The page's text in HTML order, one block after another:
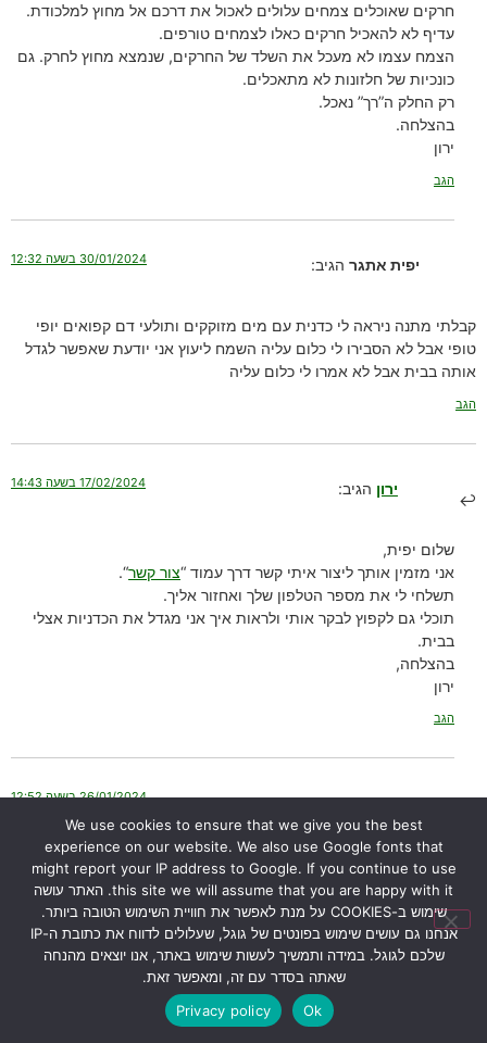
חרקים שאוכלים צמחים עלולים לאכול את דרכם אל מחוץ למלכודת.
עדיף לא להאכיל חרקים כאלו לצמחים טורפים.
הצמח עצמו לא מעכל את השלד של החרקים, שנמצא מחוץ לחרק. גם
כונכיות של חלזונות לא מתאכלים.
רק החלק ה”רך” נאכל.
בהצלחה.
ירון
הגב
יפית אתגר הגיב: 30/01/2024 בשעה 12:32
קבלתי מתנה ניראה לי כדנית עם מים מזוקקים ותולעי דם קפואים יופי
טופי אבל לא הסבירו לי כלום עליה השמח ליעוץ אני יודעת שאפשר לגדל
אותה בבית אבל לא אמרו לי כלום עליה
הגב
ירון הגיב: 17/02/2024 בשעה 14:43
שלום יפית,
אני מזמין אותך ליצור איתי קשר דרך עמוד “צור קשר“.
תשלחי לי את מספר הטלפון שלך ואחזור אליך.
תוכלי גם לקפוץ לבקר אותי ולראות איך אני מגדל את הכדניות אצלי
בבית.
בהצלחה,
ירון
הגב
אורי דרור הגיב: 26/01/2024 בשעה 12:52
הי ירון הכדנית
שלי נראת טוב ומוציאה עלים חדשים, אבל בכל זאת הגבעול שעליו נוצרים
הכדים משחיר, והעלה עצמו נראה טוב
מה עלי לעשות?
We use cookies to ensure that we give you the best
experience on our website. We also use Google fonts that
might report your IP address to Google. If you continue to use
this site we will assume that you are happy with it. האתר עושה
שימוש ב-COOKIES על מנת לאפשר את חוויית השימוש הטובה ביותר.
אנחנו גם עושים שימוש בפונטים של גוגל, שעלולים לדווח את כתובת ה-IP
שלכם לגוגל. במידה ותמשיך לעשות שימוש באתר, אנו יוצאים מהנחה
שאתה בסדר עם זה, ומאפשר זאת.
Ok
Privacy policy